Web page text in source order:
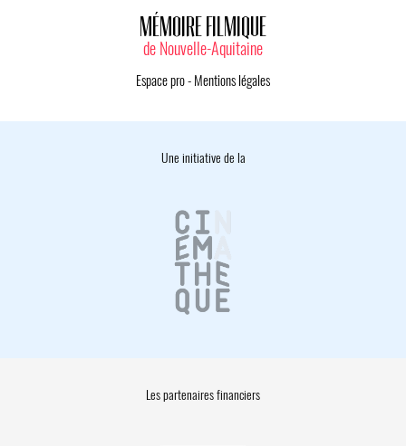
MÉMOIRE FILMIQUE
de Nouvelle-Aquitaine
Espace pro- Mentions légales
Une initiative de la
Les partenaires financiers